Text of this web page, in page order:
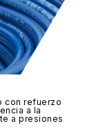
con refuerzo
a la
a presiones